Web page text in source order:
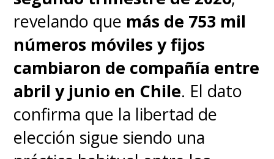
que usamos nuestros teléfonos.
revelando que más de 753 mil
números móviles y fijos
cambiaron de compañía entre
abril y junio en Chile. El dato
confirma que la libertad de
elección sigue siendo una